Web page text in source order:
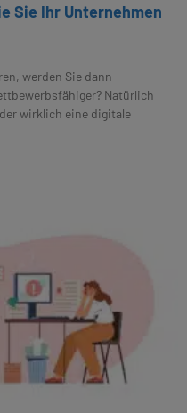
Sie Ihr Unternehmen
werden Sie dann
Natürlich
wirklich eine digitale